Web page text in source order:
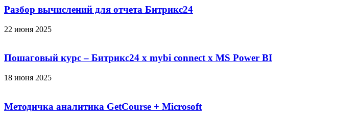
Разбор вычислений для отчета Битрикс24
22 июня 2025
Пошаговый курс – Битрикс24 х mybi connect х MS Power BI
18 июня 2025
Методичка аналитика GetCourse + Microsoft